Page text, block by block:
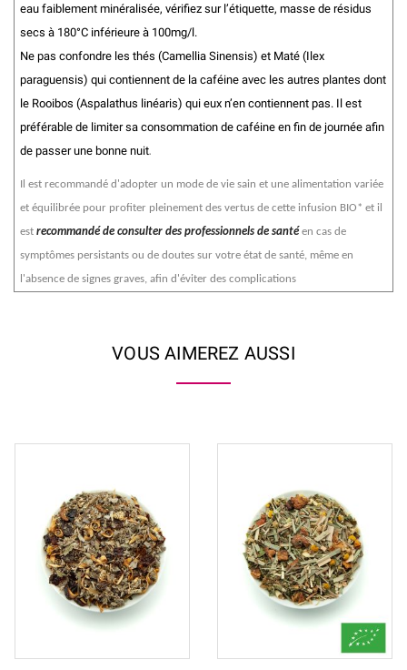
eau faiblement minéralisée, vérifiez sur l’étiquette, masse de résidus
secs à 180°C inférieure à 100mg/l.
Ne pas confondre les thés (Camellia Sinensis) et Maté (Ilex
paraguensis) qui contiennent de la caféine avec les autres plantes dont
le Rooibos (Aspalathus linéaris) qui eux n’en contiennent pas. Il est
préférable de limiter sa consommation de caféine en fin de journée afin
de passer une bonne nuit.
Il est recommandé d'adopter un mode de vie sain et une alimentation variée
et équilibrée pour profiter pleinement des vertus de cette infusion BIO* et il
est recommandé de consulter des professionnels de santéen cas de
symptômes persistants ou de doutes sur votre état de santé, même en
l'absence de signes graves, afin d'éviter des complications
VOUS AIMEREZ AUSSI